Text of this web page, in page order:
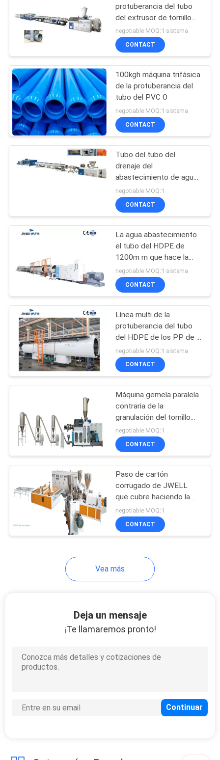
CON
CASOS
MAPA
DEL
SITIO
protuberancia del tubo
del extrusor de tornillo
del tubo del PVC de
JWELL 110m m
negotiable MOQ:1 sistema
CONTACT
100kgh máquina trifásica
de la protuberancia del
tubo del PVC O
negotiable MOQ:1 sistema
CONTACT
Tubo del tubo del
drenaje del
abastecimiento de agua
del PVC UPVC CPVC de
JWELL que hace la
máquina
negotiable MOQ:1
CONTACT
La agua abastecimiento
el tubo del HDPE de
1200m m que hace la
máquina
negotiable MOQ:1 sistema
CONTACT
Línea multi de la
protuberancia del tubo
del HDPE de los PP de la
capa del abastecimiento
de agua de JWELL
negotiable MOQ:1 sistema
CONTACT
Máquina gemela paralela
contraria de la
granulación del tornillo
del PVC de JWELL
negotiable MOQ:1
CONTACT
Paso de cartón
corrugado de JWELL
que cubre haciendo la
línea de la protuberancia
del perfil del PVC de la
máquina
negotiable MOQ:1
CONTACT
Vea más
Deja un mensaje
¡Te llamaremos pronto!